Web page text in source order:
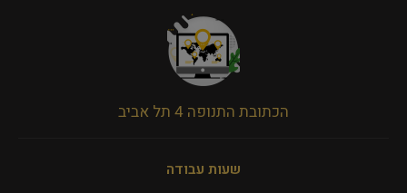
הכתובת התנופה 4 תל אביב
שעות עבודה